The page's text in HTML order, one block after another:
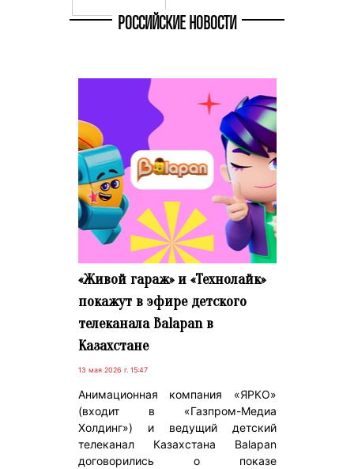
РОССИЙСКИЕ НОВОСТИ
«Живой гараж» и «Технолайк»
покажут в эфире детского
телеканала Balapan в
Казахстане
13 мая 2026 г. 15:47
Анимационная компания «ЯРКО»
(входит в «Газпром-Медиа
Холдинг») и ведущий детский
телеканал Казахстана Balapan
договорились о показе